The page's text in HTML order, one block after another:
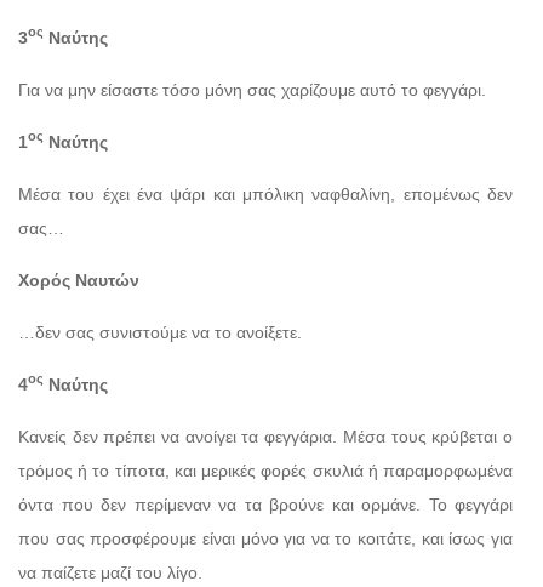
3ος Ναύτης
Για να μην είσαστε τόσο μόνη σας χαρίζουμε αυτό το φεγγάρι.
1ος Ναύτης
Μέσα του έχει ένα ψάρι και μπόλικη ναφθαλίνη, επομένως δεν
σας…
Χορός Ναυτών
…δεν σας συνιστούμε να το ανοίξετε.
4ος Ναύτης
Κανείς δεν πρέπει να ανοίγει τα φεγγάρια. Μέσα τους κρύβεται ο
τρόμος ή το τίποτα, και μερικές φορές σκυλιά ή παραμορφωμένα
όντα που δεν περίμεναν να τα βρούνε και ορμάνε. Το φεγγάρι
που σας προσφέρουμε είναι μόνο για να το κοιτάτε, και ίσως για
να παίζετε μαζί του λίγο.